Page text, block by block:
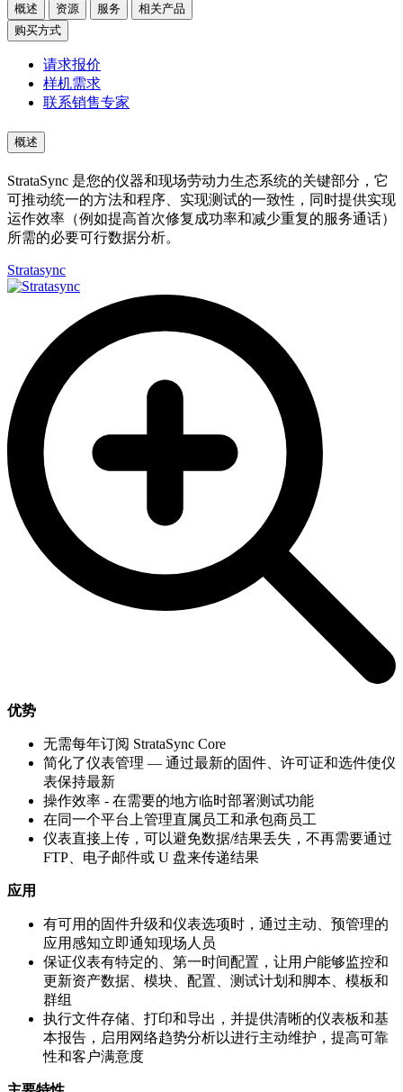
概述 资源 服务
相关产品
购买方式
请求报价
样机需求
联系销售专家
概述
StrataSync 是您的仪器和现场劳动力生态系统的关键部分，它
可推动统一的方法和程序、实现测试的一致性，同时提供实现
运作效率（例如提高首次修复成功率和减少重复的服务通话）
所需的必要可行数据分析。
Stratasync
优势
无需每年订阅 StrataSync Core
简化了仪表管理 — 通过最新的固件、许可证和选件使仪
表保持最新
操作效率 - 在需要的地方临时部署测试功能
在同一个平台上管理直属员工和承包商员工
仪表直接上传，可以避免数据/结果丢失，不再需要通过
FTP、电子邮件或 U 盘来传递结果
应用
有可用的固件升级和仪表选项时，通过主动、预管理的
应用感知立即通知现场人员
保证仪表有特定的、第一时间配置，让用户能够监控和
更新资产数据、模块、配置、测试计划和脚本、模板和
群组
执行文件存储、打印和导出，并提供清晰的仪表板和基
本报告，启用网络趋势分析以进行主动维护，提高可靠
性和客户满意度